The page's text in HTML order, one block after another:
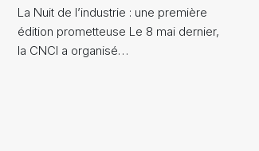
La Nuit de l’industrie : une première
édition prometteuse Le 8 mai dernier,
la CNCI a organisé…